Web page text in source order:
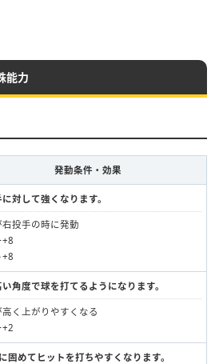
能力
発動条件・効果
対して強くなります。
投手の時に発動
+8
+8
角度で球を打てるようになります。
く上がりやすくなる
+2
固めてヒットを打ちやすくなります。